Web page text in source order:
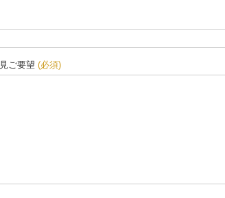
ご要望 (必須)